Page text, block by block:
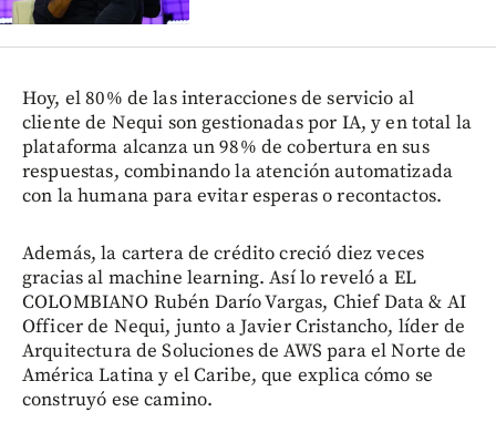
Hoy, el 80% de las interacciones de servicio al
cliente de Nequi son gestionadas por IA, y en total la
plataforma alcanza un 98% de cobertura en sus
respuestas, combinando la atención automatizada
con la humana para evitar esperas o recontactos.
Además, la cartera de crédito creció diez veces
gracias al machine learning. Así lo reveló a EL
COLOMBIANO Rubén Darío Vargas, Chief Data & AI
Officer de Nequi, junto a Javier Cristancho, líder de
Arquitectura de Soluciones de AWS para el Norte de
América Latina y el Caribe, que explica cómo se
construyó ese camino.